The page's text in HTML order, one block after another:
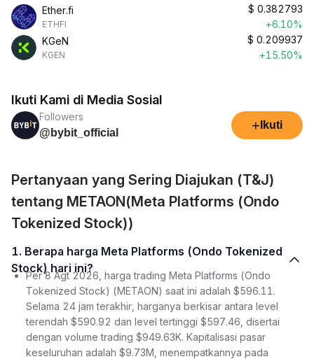
Ether.fi
ETHFI
$ 0.382793
+6.10%
KGeN
KGEN
$ 0.209937
+15.50%
Ikuti Kami di Media Sosial
Followers
@bybit_official
+ Ikuti
Pertanyaan yang Sering Diajukan (T&J)
tentang METAON(Meta Platforms (Ondo
Tokenized Stock))
1. Berapa harga Meta Platforms (Ondo Tokenized
Stock) hari ini?
Per 8 Agt 2026, harga trading Meta Platforms (Ondo
Tokenized Stock) (METAON) saat ini adalah $596.11.
Selama 24 jam terakhir, harganya berkisar antara level
terendah $590.92 dan level tertinggi $597.46, disertai
dengan volume trading $949.63K. Kapitalisasi pasar
keseluruhan adalah $9.73M, menempatkannya pada